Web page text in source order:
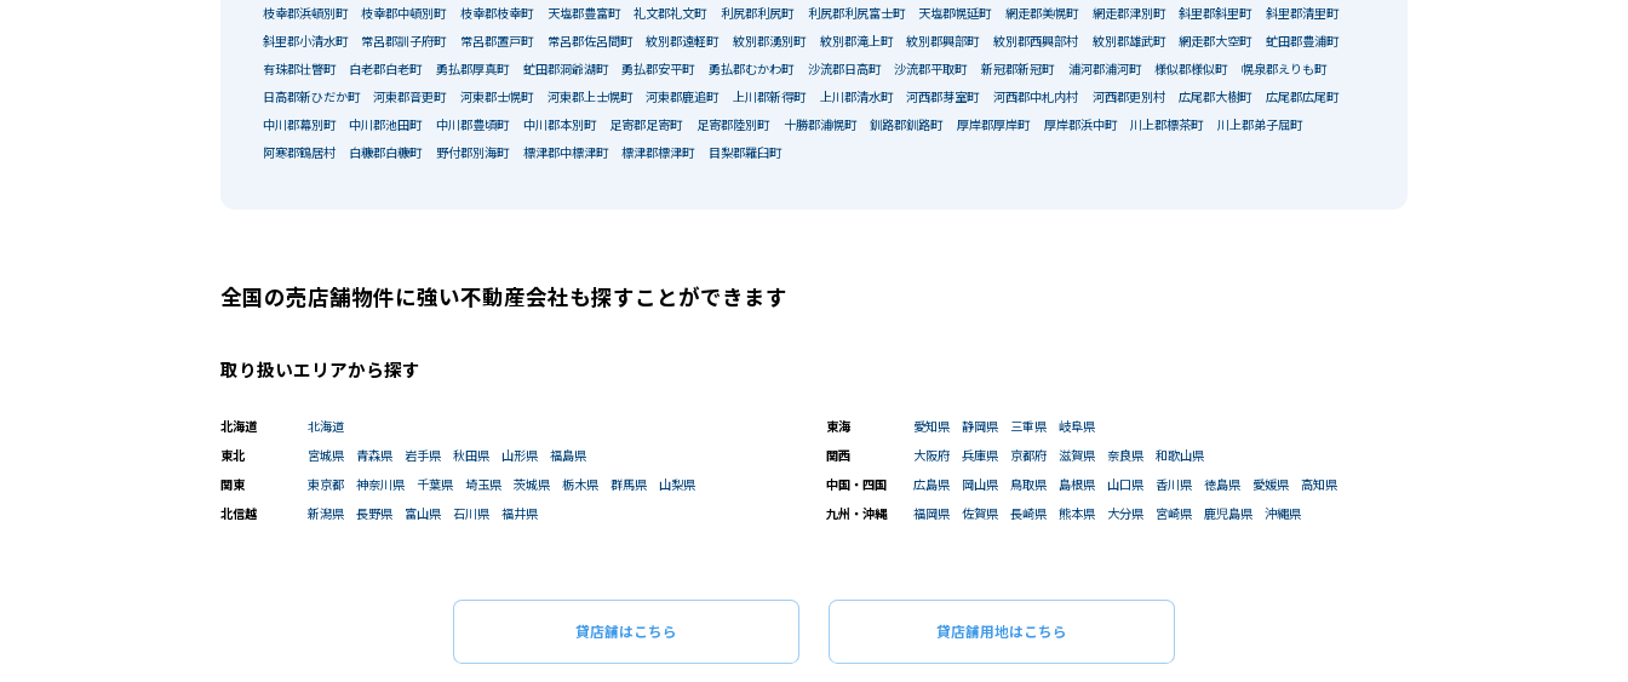
枝幸郡浜頓別町 枝幸郡中頓別町 枝幸郡枝幸町 天塩郡豊富町 礼文郡礼文町 利尻郡利尻町 利尻郡利尻富士町 天塩郡幌延町 網走郡美幌町 網走郡津別町 斜里郡斜里町 斜里郡清里町
斜里郡小清水町 常呂郡訓子府町 常呂郡置戸町 常呂郡佐呂間町 紋別郡遠軽町 紋別郡湧別町 紋別郡滝上町 紋別郡興部町 紋別郡西興部村 紋別郡雄武町 網走郡大空町 虻田郡豊浦町
有珠郡壮瞥町 白老郡白老町 勇払郡厚真町 虻田郡洞爺湖町 勇払郡安平町 勇払郡むかわ町 沙流郡日高町 沙流郡平取町 新冠郡新冠町 浦河郡浦河町 様似郡様似町 幌泉郡えりも町
日高郡新ひだか町 河東郡音更町 河東郡士幌町 河東郡上士幌町 河東郡鹿追町 上川郡新得町 上川郡清水町 河西郡芽室町 河西郡中札内村 河西郡更別村 広尾郡大樹町 広尾郡広尾町
中川郡幕別町 中川郡池田町 中川郡豊頃町 中川郡本別町 足寄郡足寄町 足寄郡陸別町 十勝郡浦幌町 釧路郡釧路町 厚岸郡厚岸町 厚岸郡浜中町 川上郡標茶町 川上郡弟子屈町
阿寒郡鶴居村 白糠郡白糠町 野付郡別海町 標津郡中標津町 標津郡標津町 目梨郡羅臼町
全国の売店舗物件に強い不動産会社も探すことができます
取り扱いエリアから探す
北海道 北海道
東北 宮城県 青森県 岩手県 秋田県 山形県 福島県
関東 東京都 神奈川県 千葉県 埼玉県 茨城県 栃木県 群馬県 山梨県
北信越 新潟県 長野県 富山県 石川県 福井県
東海 愛知県 静岡県 三重県 岐阜県
関西 大阪府 兵庫県 京都府 滋賀県 奈良県 和歌山県
中国・四国 広島県 岡山県 鳥取県 島根県 山口県 香川県 徳島県 愛媛県 高知県
九州・沖縄 福岡県 佐賀県 長崎県 熊本県 大分県 宮崎県 鹿児島県 沖縄県
貸店舗はこちら 貸店舗用地はこちら